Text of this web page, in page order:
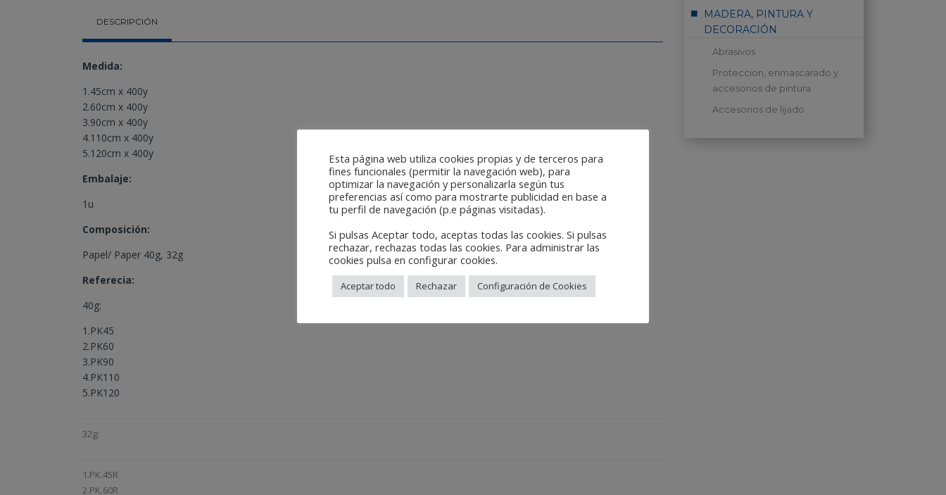
DESCRIPCIÓN
Medida:
1.45cm x 400y
2.60cm x 400y
3.90cm x 400y
4.110cm x 400y
5.120cm x 400y
Embalaje:
1u
Composición:
Papel/ Paper 40g, 32g
Referecia:
40g:
1.PK45
2.PK60
3.PK90
4.PK110
5.PK120
32g:
1.PK.45R
2.PK.60R
MADERA, PINTURA Y
DECORACIÓN
Abrasivos
Proteccion, enmascarado y
accesorios de pintura
Accesorios de lijado
Esta página web utiliza cookies propias y de terceros para
fines funcionales (permitir la navegación web), para
optimizar la navegación y personalizarla según tus
preferencias así como para mostrarte publicidad en base a
tu perfil de navegación (p.e páginas visitadas).
Si pulsas Aceptar todo, aceptas todas las cookies. Si pulsas
rechazar, rechazas todas las cookies. Para administrar las
cookies pulsa en configurar cookies.
Aceptar todo Rechazar Configuración de Cookies